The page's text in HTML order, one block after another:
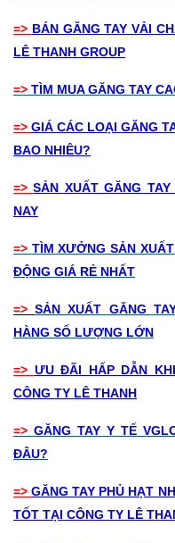
=> BÁN GĂNG TAY VẢI
LÊ THANH GROUP
=> TÌM MUA GĂNG TAY
=> GIÁ CÁC LOẠI GĂNG
BAO NHIÊU?
=>SẢN XUẤT GĂNG
NAY
=> TÌM XƯỞNG SẢN
ĐỘNG GIÁ RẺ NHẤT
=>SẢN XUẤT GĂNG
HÀNG SỐ LƯỢNG LỚN
=> ƯU ĐÃI HẤP DẪN
CÔNG TY LÊ THANH
=> GĂNG TAY Y TẾ
ĐÂU?
=>GĂNG TAY PHỦ HẠT
TỐT TẠI CÔNG TY LÊ